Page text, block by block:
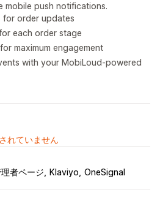
mobile push notifications.
for order updates
each order stage
maximum engagement
with your MobiLoud-powered
れていません
者ページ Klaviyo OneSignal